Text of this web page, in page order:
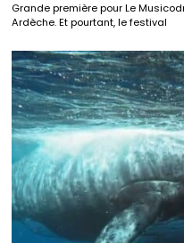
Grande première pour Le
Ardèche. Et pourtant, le festival